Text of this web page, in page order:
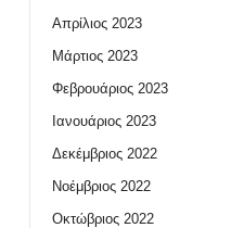
Απρίλιος 2023
Μάρτιος 2023
Φεβρουάριος 2023
Ιανουάριος 2023
Δεκέμβριος 2022
Νοέμβριος 2022
Οκτώβριος 2022